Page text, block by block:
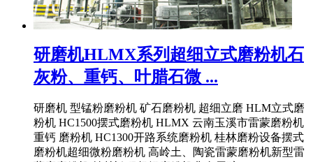
研磨机HLMX系列超细立式磨粉机石
灰粉、重钙、叶腊石微 ...
研磨机 型锰粉磨粉机 矿石磨粉机 超细立磨 HLM立式磨
粉机 HC1500摆式磨粉机 HLMX 云南玉溪市雷蒙磨粉机
重钙 磨粉机 HC1300开路系统磨粉机 桂林磨粉设备摆式
磨粉机超细微粉磨粉机 高岭土、陶瓷雷蒙磨粉机新型雷